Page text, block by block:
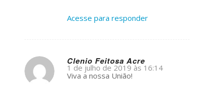
Acesse para responder
Clenio Feitosa Acre
s
ays:
1 de julho de 2019 às 16:14
Viva a nossa União!